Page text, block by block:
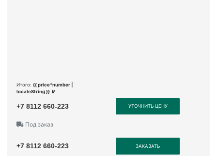
Итого: {{ price*number |
localeString }}
+7 8112 660-223 УТОЧНИТЬ ЦЕНУ
Под заказ
+7 8112 660-223 ЗАКАЗАТЬ